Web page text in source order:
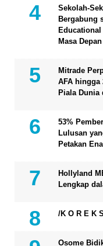
Sekolah-
Bergabung
Masa Depan
Mitrade
AFA hingga
Piala Dunia
53%
Lulusan
Petakan
Hollyland
Lengkap
/K O R E K
Osome